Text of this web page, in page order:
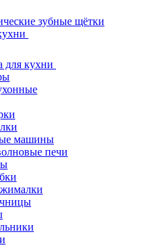
зубные щётки
для кухни
машины
печи